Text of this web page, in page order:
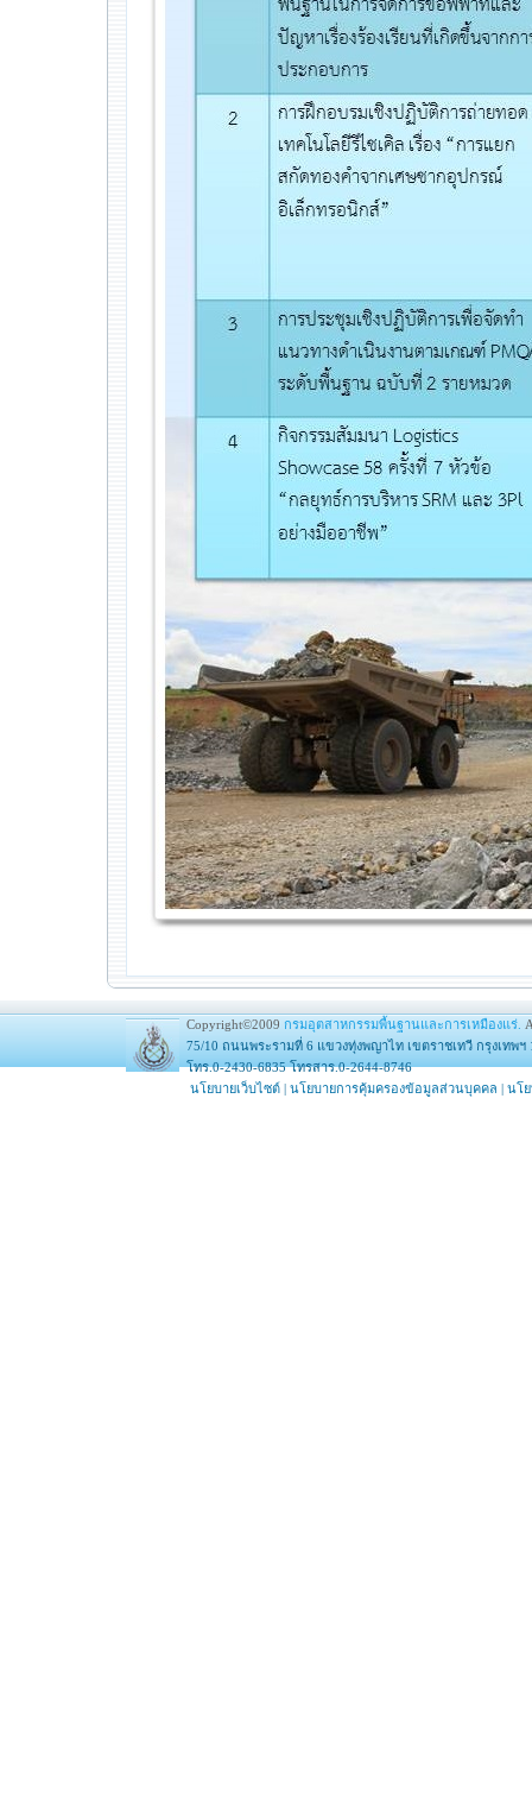
Copyright©2009 กรมอุตสาหกรรมพื้นฐานและการเหมืองแร่.
75/10 ถนนพระรามที่ 6 แขวงทุ่งพญาไท เขตราชเทวี กรุงเทพฯ
โทร.0-2430-6835 โทรสาร.0-2644-8746
นโยบายเว็บไซต์ | นโยบายการคุ้มครองข้อมูลส่วนบุคคล | นโ